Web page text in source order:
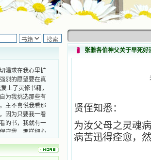
公告 有一天，我
至今让我难忘。
开的用石头做的
，觉得有一种甜
，最后从这本书
那以后，一种想
渴求在我心里扩
烈的愿望要在真
了灵修书籍，
为我挑选那些有
主不喜悦我看那
因为只要我一看
的书，我就有一
守我，那样细心
后我从未读过一
善良的书使人向
，渐渐地印在了
张雅各伯神父关于早死好
贤侄知悉：
为汝父母之灵魂
病苦迅得痊愈，